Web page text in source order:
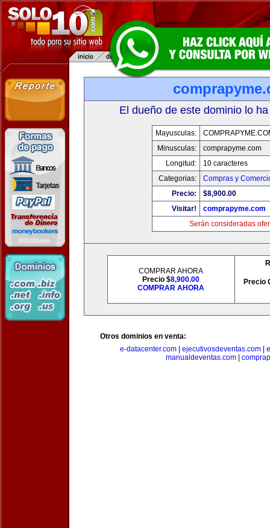
El dueño de este dominio lo
Mayusculas:
Minusculas:
comprapyme.com
Longitud:
10 caracteres
Categorias:
Compras y
Precio:
$8,900.00
Visitar!
comprapyme.com
Serán consideradas
COMPRAR AHORA
Precio $8,900.00
COMPRAR AHORA
Precio
Otros dominios en venta:
e-datacenter.com| ejecutivosdeventas.com|
manualdeventas.com|